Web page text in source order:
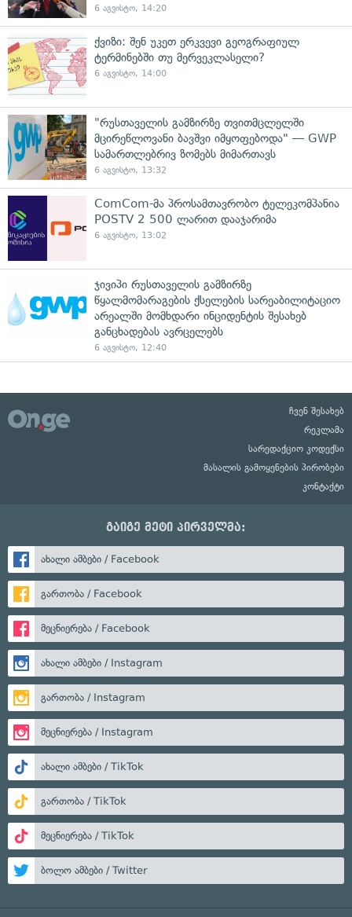
6 აგვისტო, 14:20
ქვიზი: შენ უკეთ ერკვევი გეოგრაფიულ
ტერმინებში თუ მერვეკლასელი?
6 აგვისტო, 14:00
"რუსთაველის გამზირზე თვითმცლელში
მცირეწლოვანი ბავშვი იმყოფებოდა" — GWP
სამართლებრივ ზომებს მიმართავს
6 აგვისტო, 13:32
ComCom-მა პროსამთავრობო ტელეკომპანია
POSTV 2 500 ლარით დააჯარიმა
6 აგვისტო, 13:02
ჯივიპი რუსთაველის გამზირზე
წყალმომარაგების ქსელების სარეაბილიტაციო
არეალში მომხდარი ინციდენტის შესახებ
განცხადებას ავრცელებს
6 აგვისტო, 12:40
ჩვენ შესახებ
რეკლამა
სარედაქციო კოდექსი
მასალის გამოყენების პირობები
კონტაქტი
გაიგე მეტი პირველმა:
ახალი ამბები / Facebook
გართობა / Facebook
მეცნიერება / Facebook
ახალი ამბები / Instagram
გართობა / Instagram
მეცნიერება / Instagram
ახალი ამბები / TikTok
გართობა / TikTok
მეცნიერება / TikTok
ბოლო ამბები / Twitter